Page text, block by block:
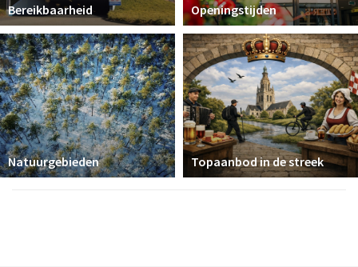
Bereikbaarheid Openingstijden
Natuurgebieden Topaanbod in de streek